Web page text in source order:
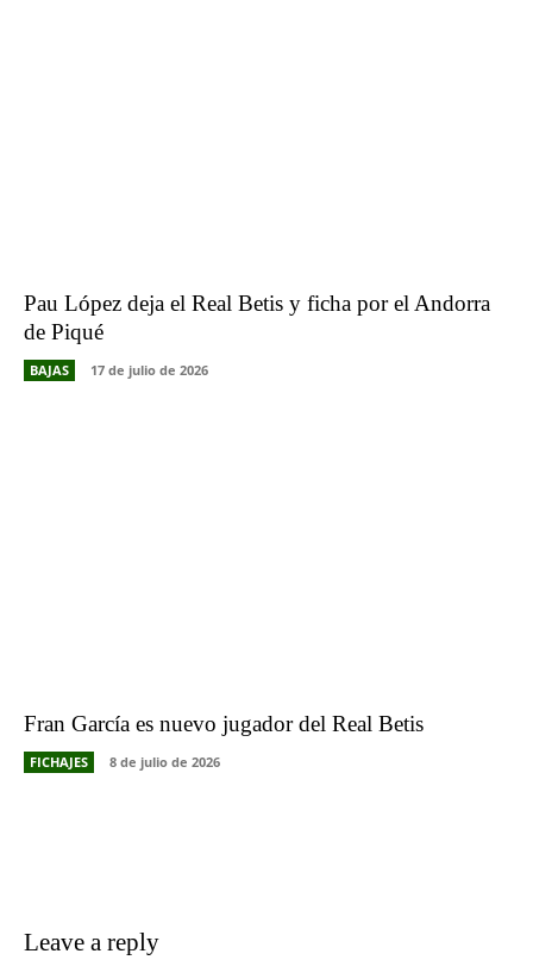
Pau López deja el Real Betis y ficha por el Andorra
de Piqué
BAJAS 17 de julio de 2026
Fran García es nuevo jugador del Real Betis
FICHAJES 8 de julio de 2026
Leave a reply